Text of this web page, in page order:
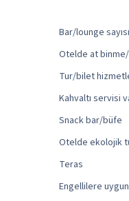
Bar/lounge
Otelde at
Tur/bilet
Kahvaltı servisi
Snack bar/büfe
Otelde ekolojik
Teras
Engellilere